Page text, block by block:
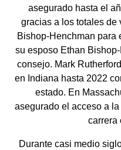
asegurado hasta el
gracias a los totales de
Bishop-Henchman para
su esposo Ethan
consejo. Mark
en Indiana hasta 2022
estado. En
asegurado el acceso a
carrera
Durante casi medio